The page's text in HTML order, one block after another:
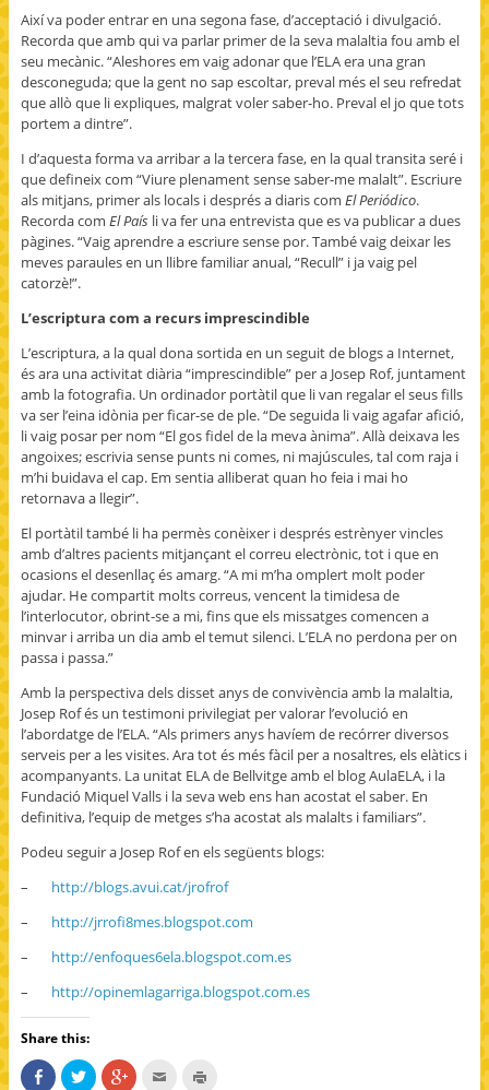
Així va poder entrar en una segona fase, d’acceptació i divulgació.
Recorda que amb qui va parlar primer de la seva malaltia fou amb el
seu mecànic. “Aleshores em vaig adonar que l’ELA era una gran
desconeguda; que la gent no sap escoltar, preval més el seu refredat
que allò que li expliques, malgrat voler saber-ho. Preval el jo que tots
portem a dintre”.
I d’aquesta forma va arribar a la tercera fase, en la qual transita seré i
que defineix com “Viure plenament sense saber-me malalt”. Escriure
als mitjans, primer als locals i després a diaris com El Periódico.
Recorda com El Paísli va fer una entrevista que es va publicar a dues
pàgines. “Vaig aprendre a escriure sense por. També vaig deixar les
meves paraules en un llibre familiar anual, “Recull” i ja vaig pel
catorzè!”.
L’escriptura com a recurs imprescindible
L’escriptura, a la qual dona sortida en un seguit de blogs a Internet,
és ara una activitat diària “imprescindible” per a Josep Rof, juntament
amb la fotografia. Un ordinador portàtil que li van regalar el seus fills
va ser l’eina idònia per ficar-se de ple. “De seguida li vaig agafar afició,
li vaig posar per nom “El gos fidel de la meva ànima”. Allà deixava les
angoixes; escrivia sense punts ni comes, ni majúscules, tal com raja i
m’hi buidava el cap. Em sentia alliberat quan ho feia i mai ho
retornava a llegir”.
El portàtil també li ha permès conèixer i després estrènyer vincles
amb d’altres pacients mitjançant el correu electrònic, tot i que en
ocasions el desenllaç és amarg. “A mi m’ha omplert molt poder
ajudar. He compartit molts correus, vencent la timidesa de
l’interlocutor, obrint-se a mi, fins que els missatges comencen a
minvar i arriba un dia amb el temut silenci. L’ELA no perdona per on
passa i passa.”
Amb la perspectiva dels disset anys de convivència amb la malaltia,
Josep Rof és un testimoni privilegiat per valorar l’evolució en
l’abordatge de l’ELA. “Als primers anys havíem de recórrer diversos
serveis per a les visites. Ara tot és més fàcil per a nosaltres, els elàtics i
acompanyants. La unitat ELA de Bellvitge amb el blog AulaELA, i la
Fundació Miquel Valls i la seva web ens han acostat el saber. En
definitiva, l’equip de metges s’ha acostat als malalts i familiars”.
Podeu seguir a Josep Rof en els següents blogs:
– http://blogs.avui.cat/jrofrof
– http://jrrofi8mes.blogspot.com
–
http://enfoques6ela.blogspot.com.es
–
http://opinemlagarriga.blogspot.com.es
Share this:
S
C C